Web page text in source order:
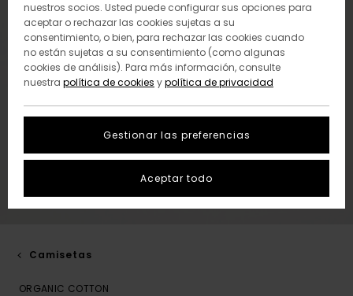
Camisetas
ORGANIC COTTON
nuestros socios. Usted puede configurar sus opciones para
aceptar o rechazar las cookies sujetas a su
consentimiento, o bien, para rechazar las cookies cuando
no están sujetas a su consentimiento (como algunas
cookies de análisis). Para más información, consulte
nuestra política de cookies ypolítica de privacidad
Gestionar las preferencias
Aceptar todo